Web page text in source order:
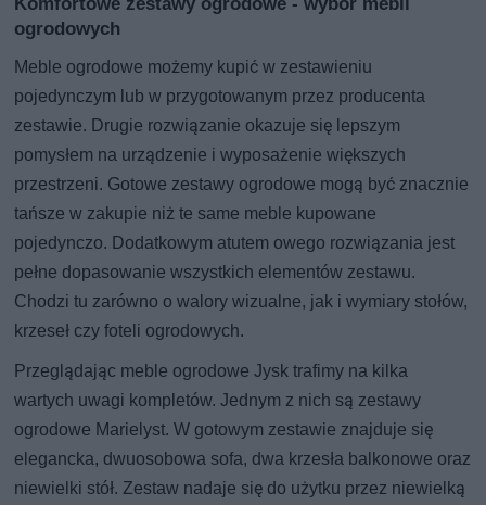
ogrodowych
Meble ogrodowe możemy kupić w zestawieniu
pojedynczym lub w przygotowanym przez producenta
zestawie. Drugie rozwiązanie okazuje się lepszym
pomysłem na urządzenie i wyposażenie większych
przestrzeni. Gotowe zestawy ogrodowe mogą być znacznie
tańsze w zakupie niż te same meble kupowane
pojedynczo. Dodatkowym atutem owego rozwiązania jest
pełne dopasowanie wszystkich elementów zestawu.
Chodzi tu zarówno o walory wizualne, jak i wymiary stołów,
krzeseł czy foteli ogrodowych.
Przeglądając meble ogrodowe Jysk trafimy na kilka
wartych uwagi kompletów. Jednym z nich są zestawy
ogrodowe Marielyst. W gotowym zestawie znajduje się
elegancka, dwuosobowa sofa, dwa krzesła balkonowe oraz
niewielki stół. Zestaw nadaje się do użytku przez niewielką